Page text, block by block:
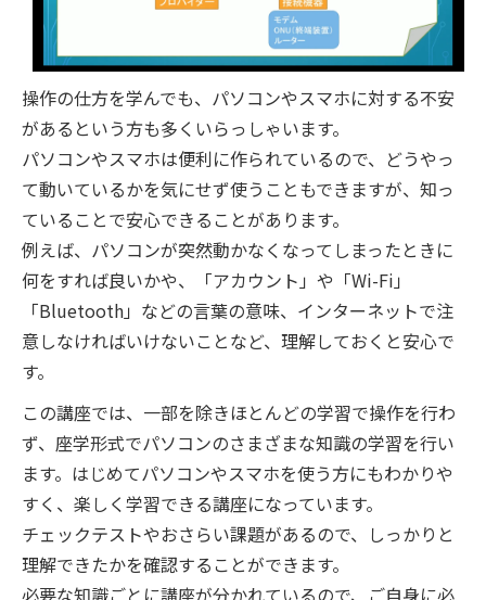
操作の仕方を学んでも、パソコンやスマホに対する不安
があるという方も多くいらっしゃいます。
パソコンやスマホは便利に作られているので、どうやっ
て動いているかを気にせず使うこともできますが、知っ
ていることで安心できることがあります。
例えば、パソコンが突然動かなくなってしまったときに
何をすれば良いかや、「アカウント」や「Wi-Fi」
「Bluetooth」などの言葉の意味、インターネットで注
意しなければいけないことなど、理解しておくと安心で
す。
この講座では、一部を除きほとんどの学習で操作を行わ
ず、座学形式でパソコンのさまざまな知識の学習を行い
ます。はじめてパソコンやスマホを使う方にもわかりや
すく、楽しく学習できる講座になっています。
チェックテストやおさらい課題があるので、しっかりと
理解できたかを確認することができます。